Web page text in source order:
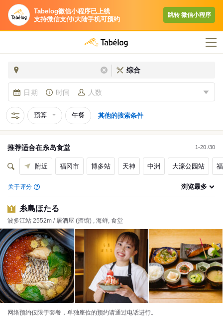
Tabelog微信小程序已上线
支持微信支付/大陆手机可预约
跳转​ 微信小程序​
综合
日期 时间 人数
预算 午餐 其他的搜索条件
推荐适合在糸岛食堂 1-20 /30
附近 福冈市 博多站 天神 中洲 大濠公园站
关于评分 浏览最多
1 糸島ほたる
波多江站 2552m / 居酒屋 (酒馆) , 海鲜, 食堂
网络预约仅限于套餐，单独座位的预约请通过电话进行。